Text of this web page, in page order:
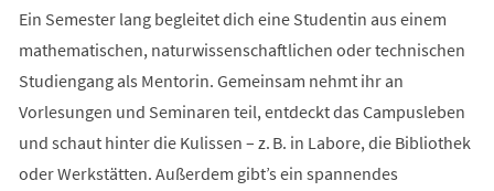
Ein Semester lang begleitet dich eine Studentin aus einem
mathematischen, naturwissenschaftlichen oder technischen
Studiengang als Mentorin. Gemeinsam nehmt ihr an
Vorlesungen und Seminaren teil, entdeckt das Campusleben
und schaut hinter die Kulissen – z. B. in Labore, die Bibliothek
oder Werkstätten. Außerdem gibt’s ein spannendes